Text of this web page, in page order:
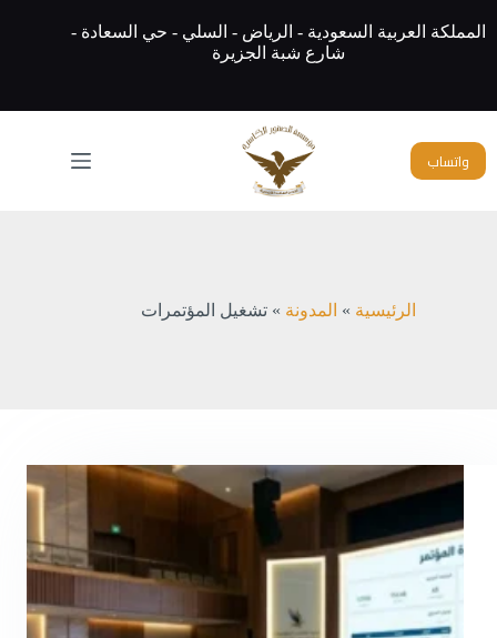
إلىالمملكة العربية السعودية - الرياض - السلي - حي السعادة -
شارع شبة الجزيرة
واتساب
الرئيسية » المدونة »تشغيل المؤتمرات